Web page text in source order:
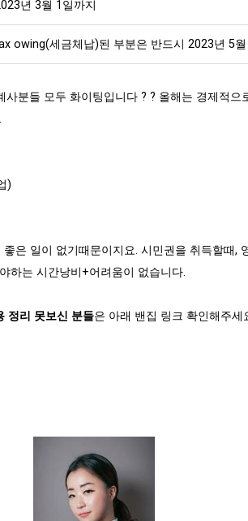
년 3월 1일까지
owing(세금체납)된 부분은 반드시 2023년 5
분들 모두 화이팅입니다 ? ? 올해는 경제적으
)
은 일이 없기때문이지요. 시민권을 취득할때,
하는 시간낭비+어려움이 없습니다.
정리 못보신 분들은 아래 밴집 링크 확인해주세